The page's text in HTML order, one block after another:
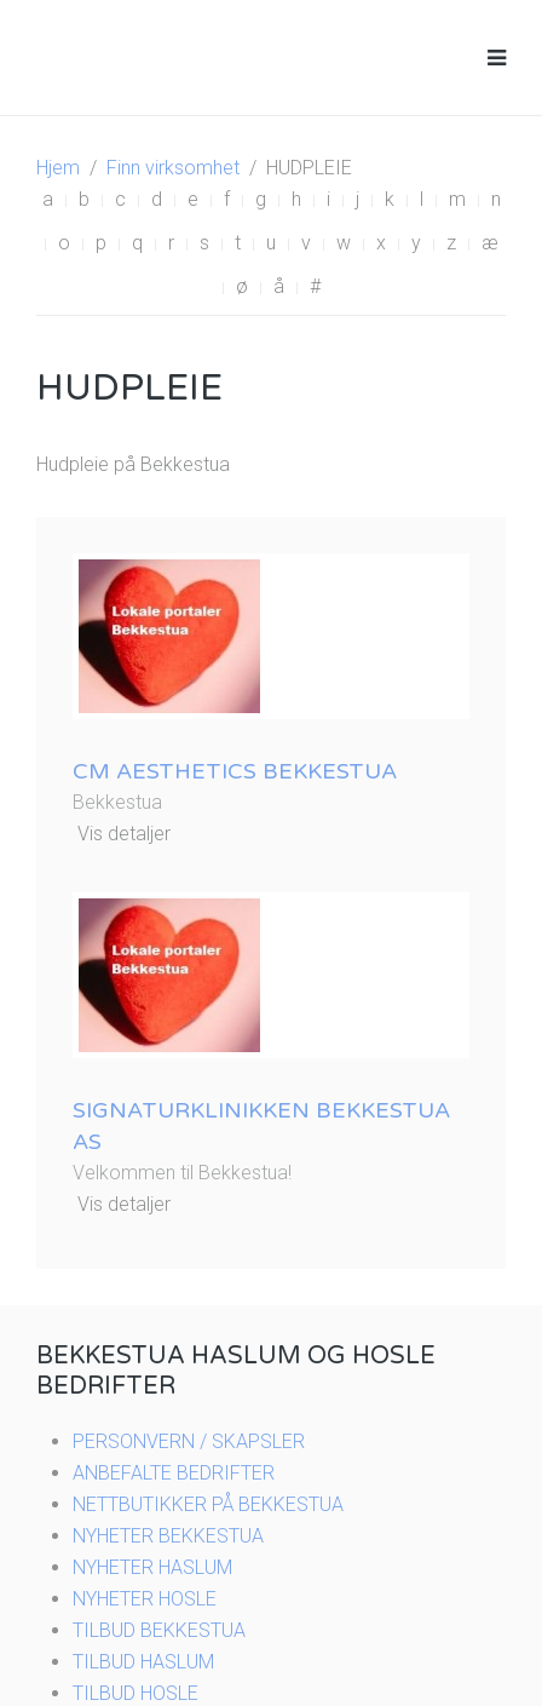
Hjem Finn virksomhet
HUDPLEIE
a
b c d e f g h i j k l m
n
o
p q r s t u v w x y z
æ
ø
å #
HUDPLEIE
Hudpleie på Bekkestua
CM AESTHETICS BEKKESTUA
Bekkestua
Vis detaljer
SIGNATURKLINIKKEN BEKKESTUA
AS
Velkommen til Bekkestua!
Vis detaljer
BEKKESTUA HASLUM OG HOSLE
BEDRIFTER
PERSONVERN / SKAPSLER
ANBEFALTE BEDRIFTER
NETTBUTIKKER PÅ BEKKESTUA
NYHETER BEKKESTUA
NYHETER HASLUM
NYHETER HOSLE
TILBUD BEKKESTUA
TILBUD HASLUM
TILBUD HOSLE